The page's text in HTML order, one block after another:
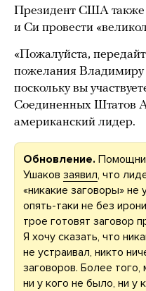
Президент США
и Си провести
«Пожалуйста,
пожелания
поскольку вы
Соединенных Штатов
американский лидер.
Обновление.
Ушаков заявил, что
«никакие заговоры» не
опять-таки не без
трое готовят заговор
Я хочу сказать, что
не устраивал, никто
заговоров. Более
ни у кого не было, ни у